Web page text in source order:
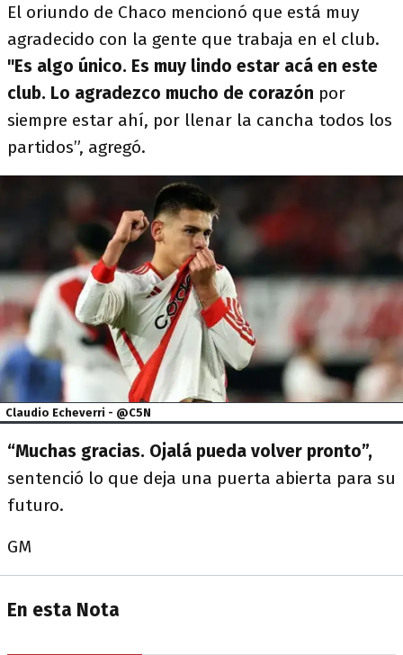
El oriundo de Chaco mencionó que está muy
agradecido con la gente que trabaja en el club.
"Es algo único. Es muy lindo estar acá en este
club. Lo agradezco mucho de corazón por
siempre estar ahí, por llenar la cancha todos los
partidos”, agregó.
Claudio Echeverri - @C5N
“Muchas gracias. Ojalá pueda volver pronto”,
sentenció lo que deja una puerta abierta para su
futuro.
GM
En esta Nota